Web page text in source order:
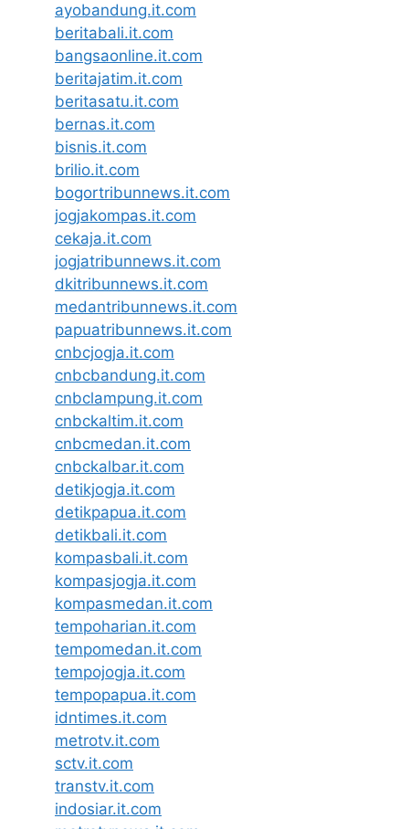
ayobandung.it.com
beritabali.it.com
bangsaonline.it.com
beritajatim.it.com
beritasatu.it.com
bernas.it.com
bisnis.it.com
brilio.it.com
bogortribunnews.it.com
jogjakompas.it.com
cekaja.it.com
jogjatribunnews.it.com
dkitribunnews.it.com
medantribunnews.it.com
papuatribunnews.it.com
cnbcjogja.it.com
cnbcbandung.it.com
cnbclampung.it.com
cnbckaltim.it.com
cnbcmedan.it.com
cnbckalbar.it.com
detikjogja.it.com
detikpapua.it.com
detikbali.it.com
kompasbali.it.com
kompasjogja.it.com
kompasmedan.it.com
tempoharian.it.com
tempomedan.it.com
tempojogja.it.com
tempopapua.it.com
idntimes.it.com
metrotv.it.com
sctv.it.com
transtv.it.com
indosiar.it.com